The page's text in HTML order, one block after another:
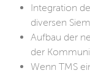
Integration
diversen
Aufbau der
der
Wenn TMS